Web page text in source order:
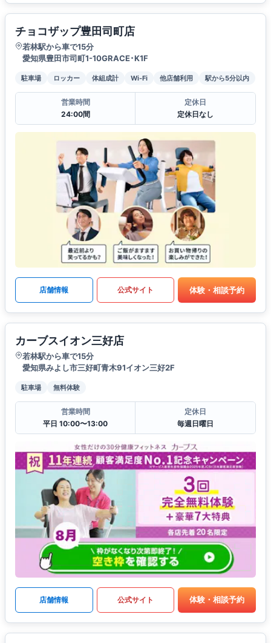
チョコザップ豊田司町店
若林駅から車で15分
愛知県豊田市司町1-10GRACE･K1F
駐車場 ロッカー 体組成計 Wi-Fi 他店舗利用 駅から5分以内
営業時間
24:00間
定休日
定休日なし
店舗情報 公式サイト 体験・相談予約
カーブスイオン三好店
若林駅から車で15分
愛知県みよし市三好町青木91イオン三好2F
駐車場 無料体験
営業時間
平日 10:00〜13:00
定休日
毎週日曜日
店舗情報 公式サイト 体験・相談予約